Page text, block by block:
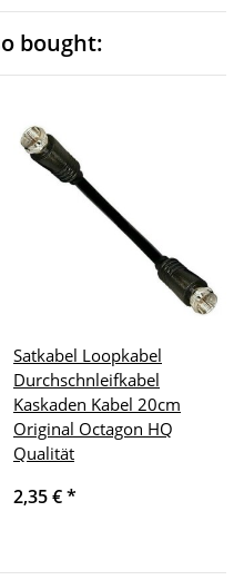
bought:
Satkabel Loopkabel
Durchschnleifkabel
Kaskaden Kabel 20cm
Original Octagon HQ
Qualität
2,35 €*